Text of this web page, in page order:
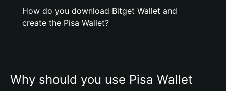
How do you download Bitget Wallet and
create the Pisa Wallet?
Why should you use Pisa Wallet